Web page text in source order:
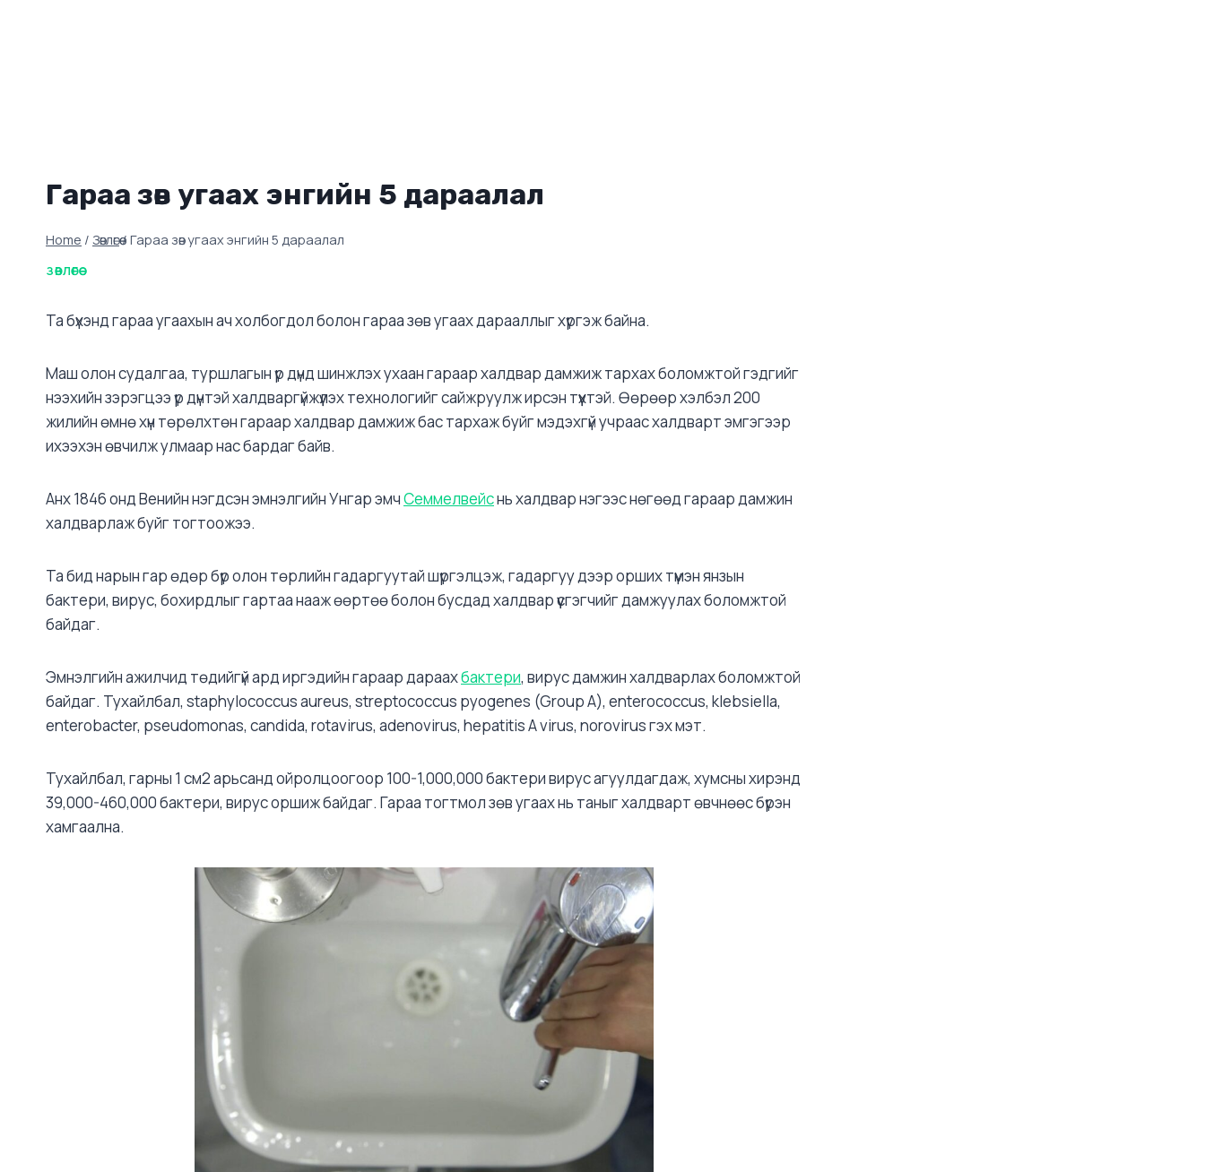
Гараа зөв угаах энгийн 5 дараалал
Home / Зөвлөгөө/ Гараа зөв угаах энгийн 5 дараалал
ЗӨВЛӨГӨӨ
Та бүхэнд гараа угаахын ач холбогдол болон гараа зөв угаах дарааллыг хүргэж байна.
Маш олон судалгаа, туршлагын үр дүнд шинжлэх ухаан гараар халдвар дамжиж тархах боломжтой гэдгийг
нээхийн зэрэгцээ үр дүнтэй халдваргүйжүүлэх технологийг сайжруулж ирсэн түүхтэй. Өөрөөр хэлбэл 200
жилийн өмнө хүн төрөлхтөн гараар халдвар дамжиж бас тархаж буйг мэдэхгүй учраас халдварт эмгэгээр
ихээхэн өвчилж улмаар нас бардаг байв.
Анх 1846 онд Венийн нэгдсэн эмнэлгийн Унгар эмчСеммелвейснь халдвар нэгээс нөгөөд гараар дамжин
халдварлаж буйг тогтоожээ.
Та бид нарын гар өдөр бүр олон төрлийн гадаргуутай шүргэлцэж, гадаргуу дээр орших түмэн янзын
бактери, вирус, бохирдлыг гартаа нааж өөртөө болон бусдад халдвар үүсгэгчийг дамжуулах боломжтой
байдаг.
Эмнэлгийн ажилчид төдийгүй ард иргэдийн гараар дараахбактери, вирус дамжин халдварлах боломжтой
байдаг. Тухайлбал, staphylococcus aureus, streptococcus pyogenes (Group A), enterococcus, klebsiella,
enterobacter, pseudomonas, candida, rotavirus, adenovirus, hepatitis A virus, norovirus гэх мэт.
Тухайлбал, гарны 1 см2 арьсанд ойролцоогоор 100-1,000,000 бактери вирус агуулдагдаж, хумсны хирэнд
39,000-460,000 бактери, вирус оршиж байдаг. Гараа тогтмол зөв угаах нь таныг халдварт өвчнөөс бүрэн
хамгаална.